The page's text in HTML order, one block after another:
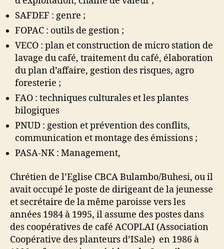
SAFDEF : genre ;
FOPAC : outils de gestion ;
VECO : plan et construction de micro station de
lavage du café, traitement du café, élaboration
du plan d’affaire, gestion des risques, agro
foresterie ;
FAO : techniques culturales et les plantes
bilogiques
PNUD : gestion et prévention des conflits,
communication et montage des émissions ;
PASA-NK : Management,
Chrétien de l’Eglise CBCA Bulambo/Buhesi, ou il
avait occupé le poste de dirigeant de la jeunesse
et secrétaire de la même paroisse vers les
années 1984 à 1995, il assume des postes dans
des coopératives de café ACOPLAI (Association
Coopérative des planteurs d’ISale) en 1986 à